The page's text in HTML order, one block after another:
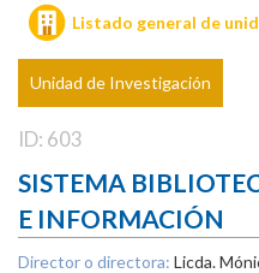
Listado general de
Unidad de Investigación
ID: 603
SISTEMA
E INFORMACIÓN
Director o directora: Licda.